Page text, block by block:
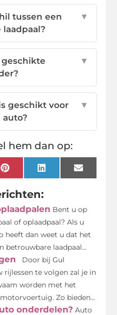
tussen een
▼
▼
geschikt voor
▼
hem dan op:
PinterestLinkedInEmail
Bent u op
of oplaadpaal? Als u
heeft dan weet u dat het
betrouwbare laadpaal...
Door bij Gul
rijlessen te volgen zal je in
worden met het
Zo bieden...
onderdelen? Auto